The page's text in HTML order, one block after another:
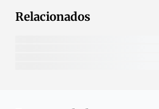
Relacionados